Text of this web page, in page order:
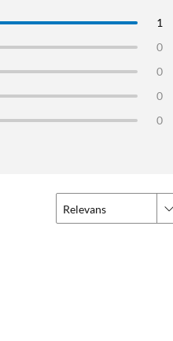
1
0
0
0
0
Relevans